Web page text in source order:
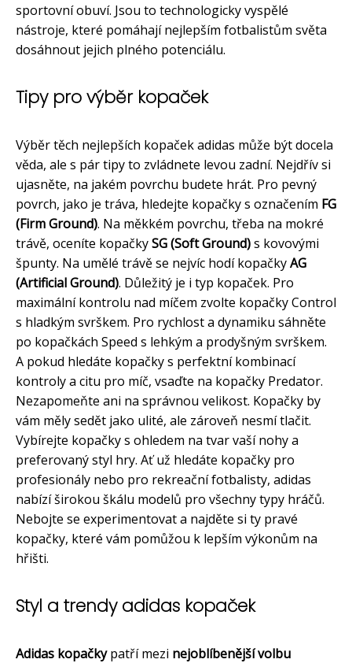
sportovní obuví. Jsou to technologicky vyspělé
nástroje, které pomáhají nejlepším fotbalistům světa
dosáhnout jejich plného potenciálu.
Tipy pro výběr kopaček
Výběr těch nejlepších kopaček adidas může být docela
věda, ale s pár tipy to zvládnete levou zadní. Nejdřív si
ujasněte, na jakém povrchu budete hrát. Pro pevný
povrch, jako je tráva, hledejte kopačky s označením FG
(Firm Ground). Na měkkém povrchu, třeba na mokré
trávě, oceníte kopačkySG (Soft Ground)s kovovými
špunty. Na umělé trávě se nejvíc hodí kopačkyAG
(Artificial Ground). Důležitý je i typ kopaček. Pro
maximální kontrolu nad míčem zvolte kopačky Control
s hladkým svrškem. Pro rychlost a dynamiku sáhněte
po kopačkách Speed s lehkým a prodyšným svrškem.
A pokud hledáte kopačky s perfektní kombinací
kontroly a citu pro míč, vsaďte na kopačky Predator.
Nezapomeňte ani na správnou velikost. Kopačky by
vám měly sedět jako ulité, ale zároveň nesmí tlačit.
Vybírejte kopačky s ohledem na tvar vaší nohy a
preferovaný styl hry. Ať už hledáte kopačky pro
profesionály nebo pro rekreační fotbalisty, adidas
nabízí širokou škálu modelů pro všechny typy hráčů.
Nebojte se experimentovat a najděte si ty pravé
kopačky, které vám pomůžou k lepším výkonům na
hřišti.
Styl a trendy adidas kopaček
Adidas kopačkypatří mezi nejoblíbenější volbu